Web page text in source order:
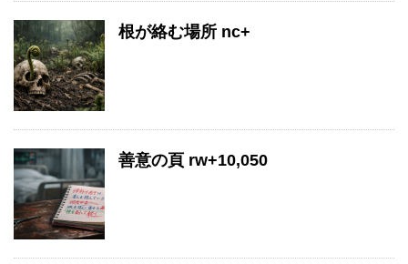
根が絡む場所 nc+
善意の頁 rw+10,050